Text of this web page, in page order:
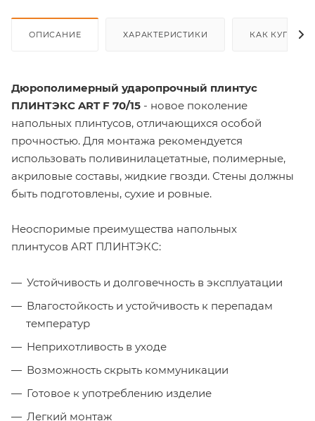
ОПИСАНИЕ ХАРАКТЕРИСТИКИ КАК КУПИТЬ
Дюрополимерный ударопрочный плинтус
ПЛИНТЭКС ART F 70/15 - новое поколение
напольных плинтусов, отличающихся особой
прочностью. Для монтажа рекомендуется
использовать поливинилацетатные, полимерные,
акриловые составы, жидкие гвозди. Стены должны
быть подготовлены, сухие и ровные.
Неоспоримые преимущества напольных
плинтусов ART ПЛИНТЭКС:
Устойчивость и долговечность в эксплуатации
Влагостойкость и устойчивость к перепадам
температур
Неприхотливость в уходе
Возможность скрыть коммуникации
Готовое к употреблению изделие
Легкий монтаж